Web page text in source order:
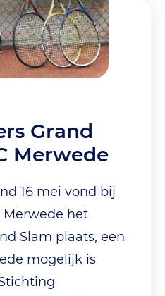
Grand
Merwede
16 mei vond bij
Merwede het
Slam plaats, een
mogelijk is